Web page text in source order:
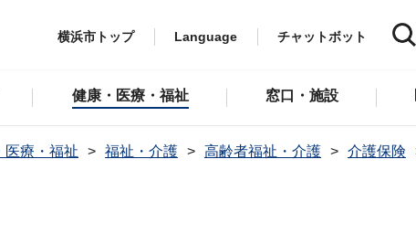
横浜市トップ Language チャットボット
健康・医療・福祉 窓口・施設
医療・福祉 福祉・介護 高齢者福祉・介護
介護保険